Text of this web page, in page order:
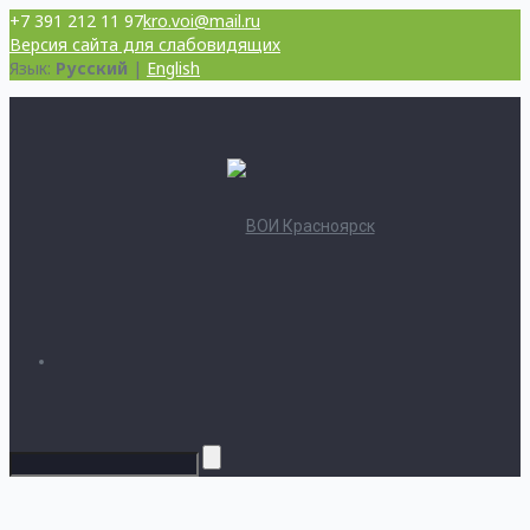
+7 391 212 11 97kro.voi@mail.ru
Версия сайта для слабовидящих
Язык: Русский | English